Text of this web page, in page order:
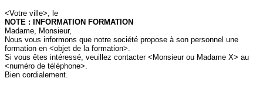
<Votre ville>, le
NOTE : INFORMATION FORMATION
Madame, Monsieur,
Nous vous informons que notre société propose à son personnel une
formation en <objet de la formation>.
Si vous êtes intéressé, veuillez contacter <Monsieur ou Madame X> au
<numéro de téléphone>.
Bien cordialement.